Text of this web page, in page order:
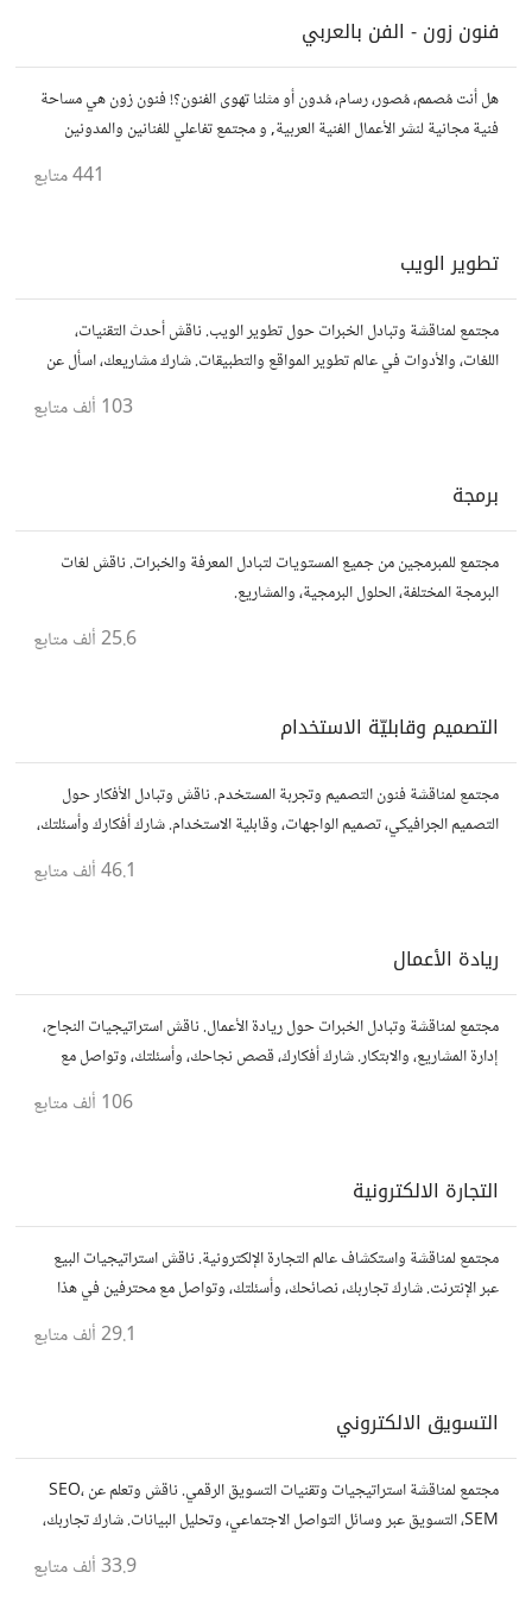
فنون زون - الفن بالعربي
هل أنت مُصمم، مُصور، رسام، مُدون أو مثلنا تهوى الفنون؟! فنون زون هي مساحة
فنية مجانية لنشر الأعمال الفنية العربية, و مجتمع تفاعلي للفنانين والمدونين
441متابع
تطوير الويب
مجتمع لمناقشة وتبادل الخبرات حول تطوير الويب. ناقش أحدث التقنيات،
اللغات، والأدوات في عالم تطوير المواقع والتطبيقات. شارك مشاريعك، اسأل عن
103 ألف متابع
برمجة
مجتمع للمبرمجين من جميع المستويات لتبادل المعرفة والخبرات. ناقش لغات
البرمجة المختلفة، الحلول البرمجية، والمشاريع.
25.6 ألف متابع
التصميم وقابليّة الاستخدام
مجتمع لمناقشة فنون التصميم وتجربة المستخدم. ناقش وتبادل الأفكار حول
التصميم الجرافيكي، تصميم الواجهات، وقابلية الاستخدام. شارك أفكارك وأسئلتك،
وتواصل مع مصممين ومتخصصين في تحسين تجربة المستخدم.
46.1 ألف متابع
ريادة الأعمال
مجتمع لمناقشة وتبادل الخبرات حول ريادة الأعمال. ناقش استراتيجيات النجاح،
إدارة المشاريع، والابتكار. شارك أفكارك، قصص نجاحك، وأسئلتك، وتواصل مع
106 ألف متابع
التجارة الالكترونية
مجتمع لمناقشة واستكشاف عالم التجارة الإلكترونية. ناقش استراتيجيات البيع
عبر الإنترنت. شارك تجاربك، نصائحك، وأسئلتك، وتواصل مع محترفين في هذا
29.1 ألف متابع
التسويق الالكتروني
مجتمع لمناقشة استراتيجيات وتقنيات التسويق الرقمي. ناقش وتعلم عن SEO،
SEM، التسويق عبر وسائل التواصل الاجتماعي، وتحليل البيانات. شارك تجاربك،
33.9 ألف متابع